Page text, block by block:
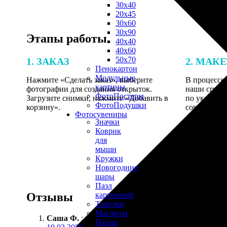
30х40
20х45
30х60
30х90
40х40
40х60
50х70
Пенокартон
Модульные
картины
ФотоПостеры
ФотоПодушки
Фотоcувениры
Значки
Коврик
для
мыши
Кружки
Новогодние
шары
Пазл
картонный
Тарелки
Магниты
Пазлы
Этапы работы
1. ЗАКАЗ
Нажмите «Сделать заказ», выберите
фотографии для создания открыток.
Загрузите снимки, нажмите «Добавить в
корзину».
2.
В процессе
наши
по
Отзывы
Саша Ф. :